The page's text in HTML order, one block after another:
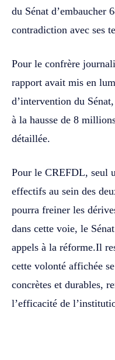
du Sénat d’embaucher
contradiction avec ses
Pour le confrère
rapport avait mis en
d’intervention du
à la hausse de 8
détaillée.
Pour le CREFDL, seul
effectifs au sein des
pourra freiner les
dans cette voie, le
appels à la réforme.Il
cette volonté affichée
concrètes et durables,
l’efficacité de